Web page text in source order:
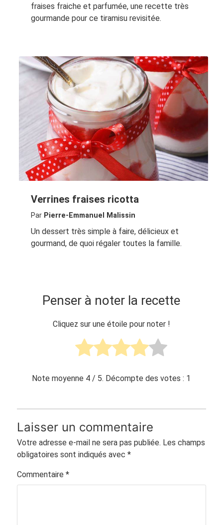
fraises fraiche et parfumée, une recette très
gourmande pour ce tiramisu revisitée.
Verrines fraises ricotta
Par Pierre-Emmanuel Malissin
Un dessert très simple à faire, délicieux et
gourmand, de quoi régaler toutes la famille.
Penser à noter la recette
Cliquez sur une étoile pour noter !
Note moyenne 4 / 5. Décompte des votes : 1
Laisser un commentaire
Votre adresse e-mail ne sera pas publiée. Les champs
obligatoires sont indiqués avec *
Commentaire *